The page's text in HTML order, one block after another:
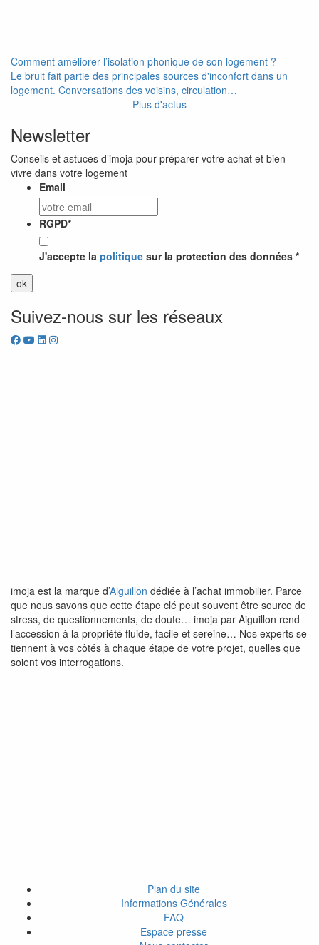
Comment améliorer l’isolation phonique de son logement ?
Le bruit fait partie des principales sources d'inconfort dans un
logement. Conversations des voisins, circulation…
Plus d'actus
Newsletter
Conseils et astuces d’imoja pour préparer votre achat et bien
vivre dans votre logement
Email
RGPD*
J'accepte la politique sur la protection des données *
Suivez-nous sur les réseaux
imoja est la marque d’Aiguillon dédiée à l’achat immobilier. Parce
que nous savons que cette étape clé peut souvent être source de
stress, de questionnements, de doute… imoja par Aiguillon rend
l’accession à la propriété fluide, facile et sereine… Nos experts se
tiennent à vos côtés à chaque étape de votre projet, quelles que
soient vos interrogations.
Plan du site
Informations Générales
FAQ
Espace presse